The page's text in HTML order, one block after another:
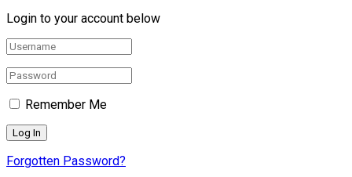
Login to your account below
Remember Me
Forgotten Password?